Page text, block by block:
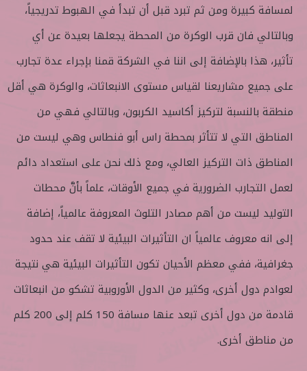
لمسافة كبيرة ومن ثم تبرد قبل أن تبدأ في الهبوط تدريجياً،
وبالتالي فان قرب الوكرة من المحطة يجعلها بعيدة عن أي
تأثير، هذا بالإضافة إلى اننا في الشركة قمنا بإجراء عدة تجارب
على جميع مشاريعنا لقياس مستوى الانبعاثات، والوكرة هي أقل
منطقة بالنسبة لتركيز أكاسيد الكربون، وبالتالي فهي من
المناطق التي لا تتأثر بمحطة راس أبو فنطاس وهي ليست من
المناطق ذات التركيز العالي، ومع ذلك نحن على استعداد دائم
لعمل التجارب الضرورية في جميع الأوقات، علماً بأنَّ محطات
التوليد ليست من أهم مصادر التلوث المعروفة عالمياً، إضافة
إلى انه معروف عالمياً ان التأثيرات البيئية لا تقف عند حدود
جغرافية، ففي معظم الأحيان تكون التأثيرات البيئية هي نتيجة
لعوادم دول أخرى، وكثير من الدول الأوروبية تشكو من انبعاثات
قادمة من دول أخرى تبعد عنها مسافة 150 كلم إلى 200 كلم
من مناطق أخرى.